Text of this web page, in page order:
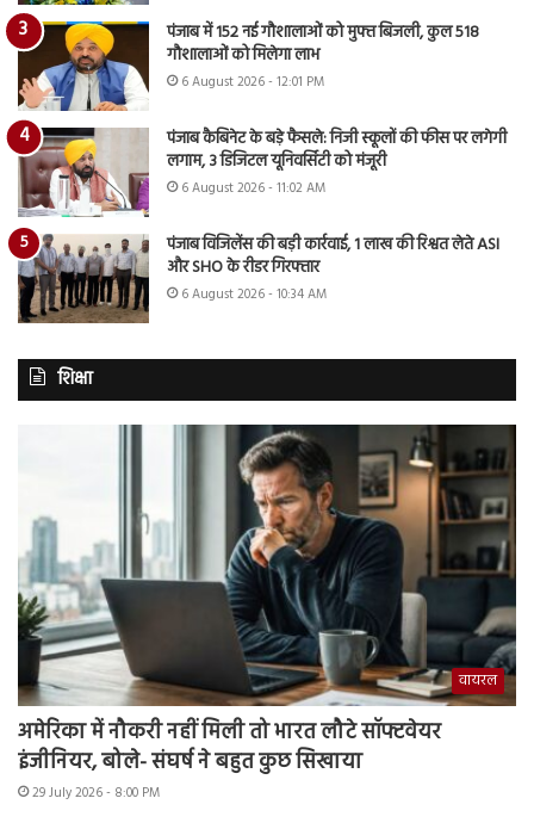
पंजाब में 152 नई गौशालाओं को मुफ्त बिजली, कुल 518
गौशालाओं को मिलेगा लाभ
6 August 2026 - 12:01 PM
पंजाब कैबिनेट के बड़े फैसले: निजी स्कूलों की फीस पर लगेगी
लगाम, 3 डिजिटल यूनिवर्सिटी को मंजूरी
6 August 2026 - 11:02 AM
पंजाब विजिलेंस की बड़ी कार्रवाई, 1 लाख की रिश्वत लेते ASI
और SHO के रीडर गिरफ्तार
6 August 2026 - 10:34 AM
शिक्षा
वायरल
अमेरिका में नौकरी नहीं मिली तो भारत लौटे सॉफ्टवेयर
इंजीनियर, बोले- संघर्ष ने बहुत कुछ सिखाया
29 July 2026 - 8:00 PM